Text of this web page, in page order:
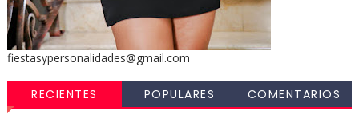
fiestasypersonalidades@gmail.com
RECIENTES POPULARES COMENTARIOS